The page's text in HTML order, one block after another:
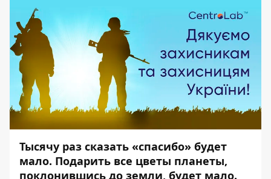
Тысячу раз сказать «спасибо» будет
мало. Подарить все цветы планеты,
поклонившись до земли, будет мало.